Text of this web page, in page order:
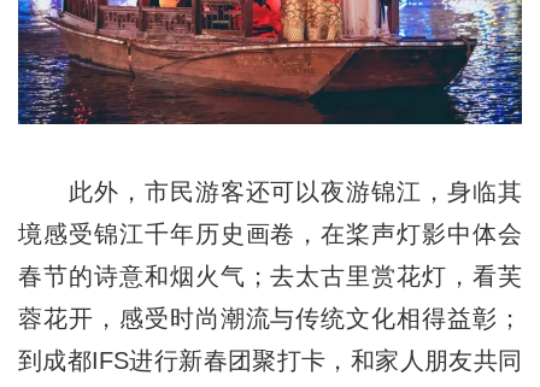
此外，市民游客还可以夜游锦江，身临其
境感受锦江千年历史画卷，在桨声灯影中体会
春节的诗意和烟火气；去太古里赏花灯，看芙
蓉花开，感受时尚潮流与传统文化相得益彰；
到成都IFS进行新春团聚打卡，和家人朋友共同